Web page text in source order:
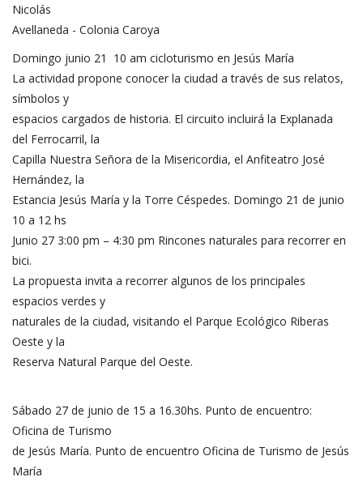
Nicolás
Avellaneda - Colonia Caroya
Domingo junio 21 10 am cicloturismo en Jesús María
La actividad propone conocer la ciudad a través de sus relatos,
símbolos y
espacios cargados de historia. El circuito incluirá la Explanada
del Ferrocarril, la
Capilla Nuestra Señora de la Misericordia, el Anfiteatro José
Hernández, la
Estancia Jesús María y la Torre Céspedes. Domingo 21 de junio
10 a 12 hs
Junio 27 3:00 pm – 4:30 pm Rincones naturales para recorrer en
bici.
La propuesta invita a recorrer algunos de los principales
espacios verdes y
naturales de la ciudad, visitando el Parque Ecológico Riberas
Oeste y la
Reserva Natural Parque del Oeste.
Sábado 27 de junio de 15 a 16.30hs. Punto de encuentro:
Oficina de Turismo
de Jesús María. Punto de encuentro Oficina de Turismo de Jesús
María